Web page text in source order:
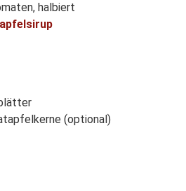
halbiert
(optional)